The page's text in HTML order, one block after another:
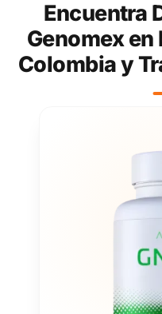
Encuentra
Genomex
Colombia y